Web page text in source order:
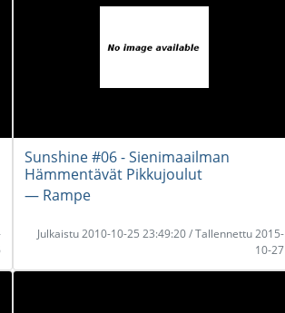
Sunshine #06 - Sienimaailman
Hämmentävät Pikkujoulut
― Rampe
Julkaistu 2010-10-25 23:49:20 / Tallennettu 2015-
10-27